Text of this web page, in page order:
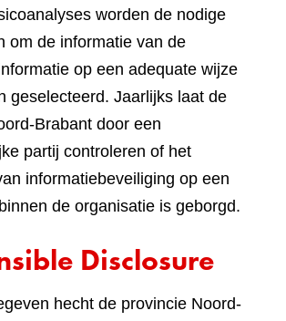
worden de nodige
om de informatie van de
op een adequate wijze
geselecteerd. Jaarlijks laat de
Brabant door een
partij controleren of het
informatiebeveiliging op een
de organisatie is geborgd.
Disclosure
hecht de provincie Noord-